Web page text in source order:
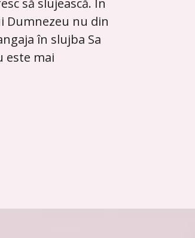
să slujească. În
Dumnezeu nu din
în slujba Sa
este mai